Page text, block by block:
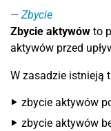
Zbycie
Zbycie aktywów to
aktywów przed
W zasadzie istnieją
zbycie aktywów
zbycie aktywów